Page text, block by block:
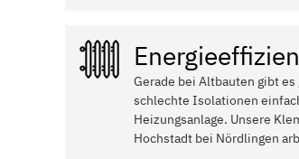
Gerade bei Altbauten gibt
schlechte Isolationen
Heizungsanlage. Unsere
Hochstadt bei Nördlingen